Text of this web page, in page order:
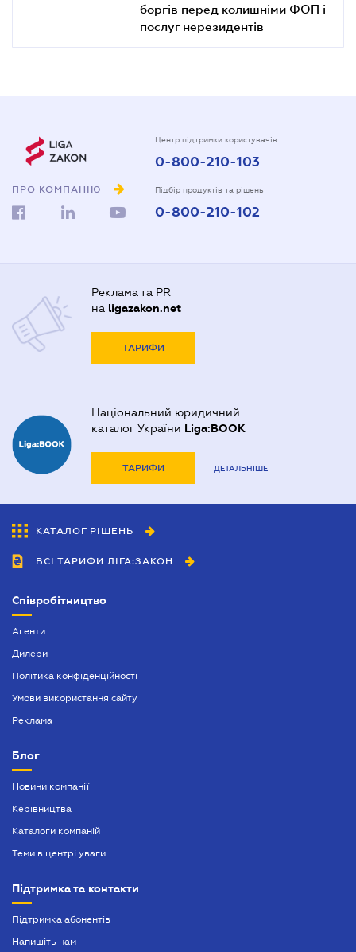
боргів перед колишніми ФОП і
послуг нерезидентів
ПРО КОМПАНІЮ
Центр підтримки користувачів
0-800-210-103
Підбір продуктів та рішень
0-800-210-102
Реклама та PR
на ligazakon.net
ТАРИФИ
Національний юридичний
каталог України Liga:BOOK
ТАРИФИ ДЕТАЛЬНІШЕ
КАТАЛОГ РІШЕНЬ
ВСІ ТАРИФИ ЛІГА:ЗАКОН
Співробітництво
Агенти
Дилери
Політика конфіденційності
Умови використання сайту
Реклама
Блог
Новини компанії
Керівництва
Каталоги компаній
Теми в центрі уваги
Підтримка та контакти
Підтримка абонентів
Напишіть нам